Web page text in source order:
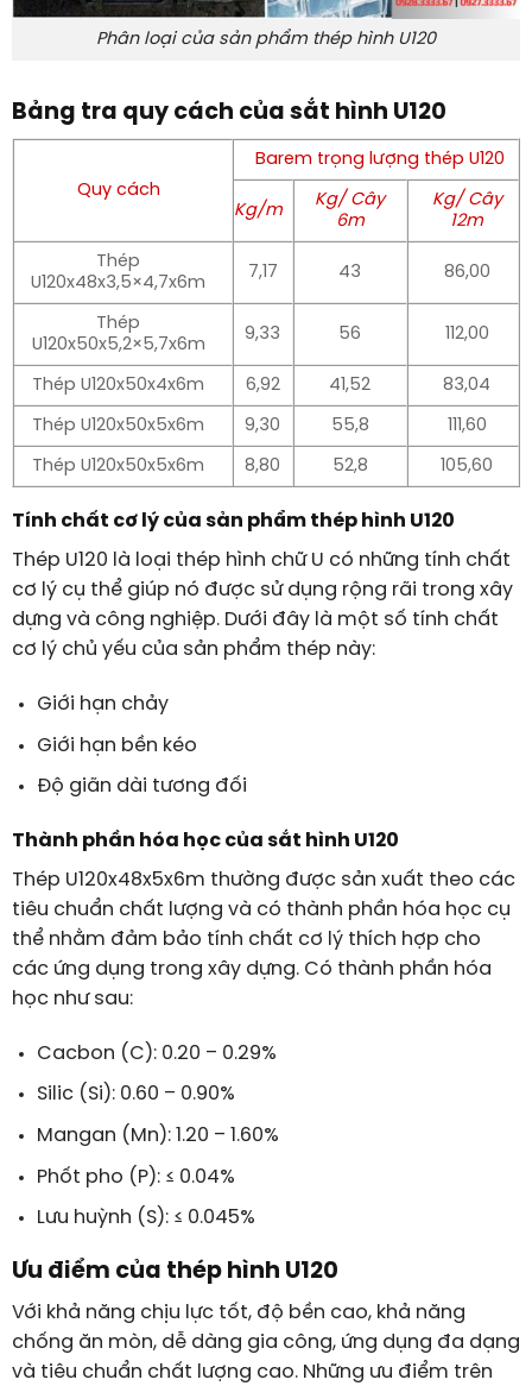
Phân loại của sản phẩm thép hình U120
Bảng tra quy cách của sắt hình U120
Quy cách
Barem trọng lượng thép U120
Kg/m
Kg/ Cây
6m
Kg/ Cây
12m
Thép
U120x48x3,5×4,7x6m
7,17 43 86,00
Thép
U120x50x5,2×5,7x6m
9,33 56 112,00
Thép U120x50x4x6m 6,92 41,52 83,04
Thép U120x50x5x6m 9,30 55,8 111,60
Thép U120x50x5x6m 8,80 52,8 105,60
Tính chất cơ lý của sản phẩm thép hình U120
Thép U120 là loại thép hình chữ U có những tính chất
cơ lý cụ thể giúp nó được sử dụng rộng rãi trong xây
dựng và công nghiệp. Dưới đây là một số tính chất
cơ lý chủ yếu của sản phẩm thép này:
Giới hạn chảy
Giới hạn bền kéo
Độ giãn dài tương đối
Thành phần hóa học của sắt hình U120
Thép U120x48x5x6m thường được sản xuất theo các
tiêu chuẩn chất lượng và có thành phần hóa học cụ
thể nhằm đảm bảo tính chất cơ lý thích hợp cho
các ứng dụng trong xây dựng. Có thành phần hóa
học như sau:
Cacbon (C): 0.20 – 0.29%
Silic (Si): 0.60 – 0.90%
Mangan (Mn): 1.20 – 1.60%
Phốt pho (P): ≤ 0.04%
Lưu huỳnh (S): ≤ 0.045%
Ưu điểm của thép hình U120
Với khả năng chịu lực tốt, độ bền cao, khả năng
chống ăn mòn, dễ dàng gia công, ứng dụng đa dạng
và tiêu chuẩn chất lượng cao. Những ưu điểm trên